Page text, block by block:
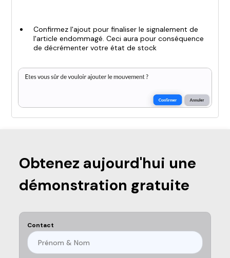
Confirmez l'ajout pour finaliser le signalement de
l'article endommagé. Ceci aura pour conséquence
de décrémenter votre état de stock
Obtenez aujourd'hui une
démonstration gratuite
Contact